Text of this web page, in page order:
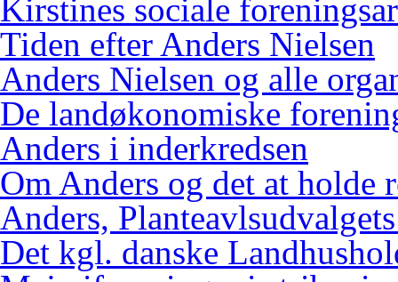
Kirstines sociale
Tiden efter Anders Nielsen
Anders Nielsen og alle
De landøkonomiske
Anders i inderkredsen
Om Anders og det at holde
Anders,
Det kgl. danske